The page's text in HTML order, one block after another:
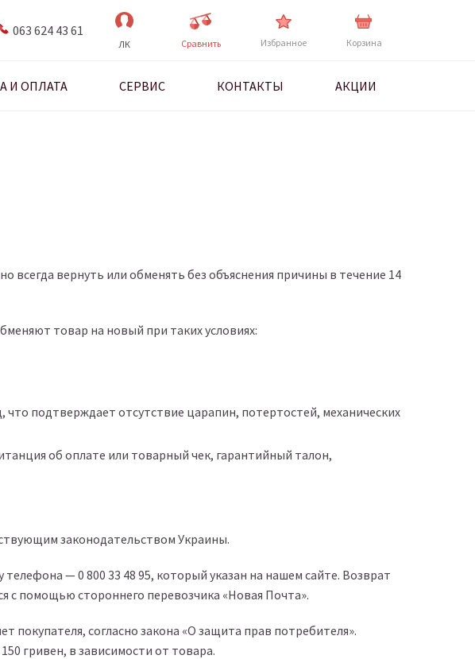
063 624 43 61
ЛК Cравнить Избранное Корзина
И ОПЛАТА СЕРВИС КОНТАКТЫ АКЦИИ
вернуть или обменять без объяснения причины в течение 14
товар на новый при таких условиях:
подтверждает отсутствие царапин, потертостей, механических
об оплате или товарный чек, гарантийный талон,
законодательством Украины.
телефона —0 800 33 48 95, который указан на нашем сайте. Возврат
с помощью стороннего перевозчика «Новая Почта».
покупателя, согласно закона «О защита прав потребителя».
гривен, в зависимости от товара.